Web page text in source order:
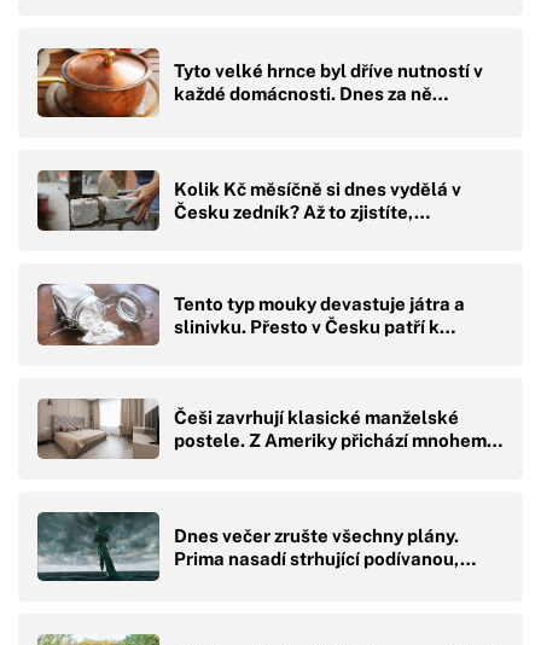
Tyto velké hrnce byl dříve nutností v
každé domácnosti. Dnes za ně…
Kolik Kč měsíčně si dnes vydělá v
Česku zedník? Až to zjistíte,…
Tento typ mouky devastuje játra a
slinivku. Přesto v Česku patří k…
Češi zavrhují klasické manželské
postele. Z Ameriky přichází mnohem…
Dnes večer zrušte všechny plány.
Prima nasadí strhující podívanou,…